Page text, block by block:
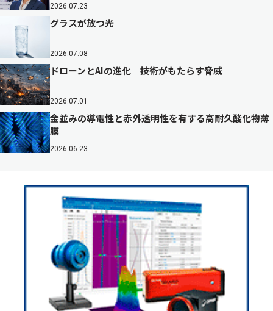
2026.07.23
グラスが放つ光
2026.07.08
ドローンとAIの進化 技術がもたらす脅威
2026.07.01
金並みの導電性と赤外透明性を有する高耐久酸化物薄
膜
2026.06.23